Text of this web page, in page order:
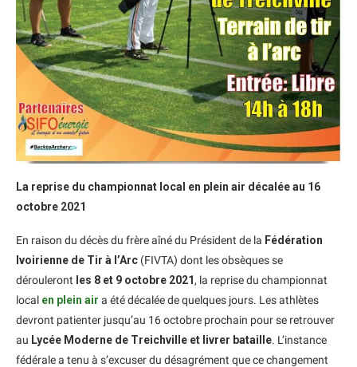
La reprise du championnat local en plein air décalée au 16
octobre 2021
En raison du décès du frère aîné du Président de la Fédération
Ivoirienne de Tir à l’Arc (FIVTA) dont les obsèques se
dérouleront les 8 et 9 octobre 2021 , la reprise du championnat
local en plein air a été décalée de quelques jours. Les athlètes
devront patienter jusqu’au 16 octobre prochain pour se retrouver
au Lycée Moderne de Treichville et livrer bataille. L’instance
fédérale a tenu à s’excuser du désagrément que ce changement